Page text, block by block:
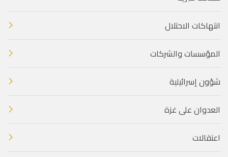
انتهاكات الاحتلال
المؤسسات والشركات
شؤون إسرائيلية
العدوان على غزة
اعتقالات